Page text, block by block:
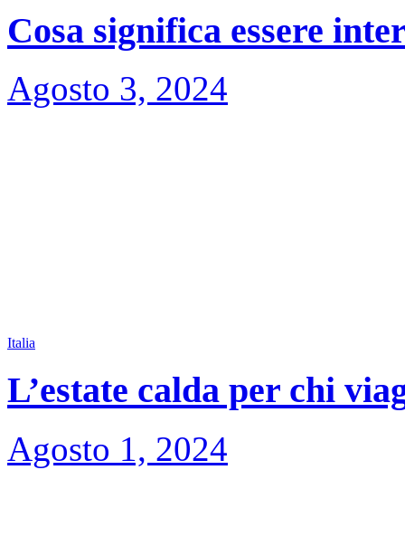
Cosa significa essere
Agosto 3, 2024
Italia
L’estate calda per chi
Agosto 1, 2024